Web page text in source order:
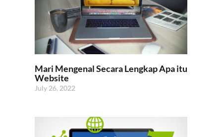
Mari Mengenal Secara Lengkap Apa itu
Website
July 26, 2022